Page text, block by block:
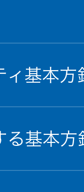
ィ基本方
る基本方